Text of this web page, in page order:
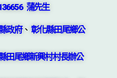
蒲先生
政府、 彰化縣田尾鄉公
田尾鄉新興村村長辦公